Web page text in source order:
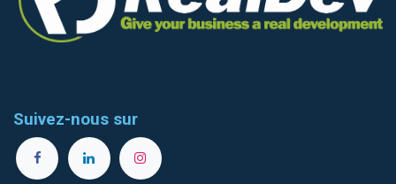
Suivez-nous sur